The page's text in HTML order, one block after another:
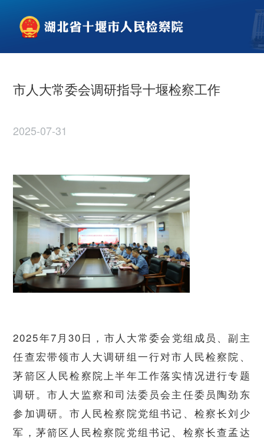
市人大常委会调研指导十堰检察工作
2025-07-31
2025年7月30日，市人大常委会党组成员、副主
任查宏带领市人大调研组一行对市人民检察院、
茅箭区人民检察院上半年工作落实情况进行专题
调研。市人大监察和司法委员会主任委员陶劲东
参加调研。市人民检察院党组书记、检察长刘少
军，茅箭区人民检察院党组书记、检察长查孟达